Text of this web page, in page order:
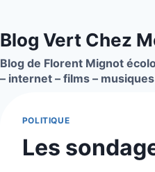
contenu
Blog Vert Chez
Blog de Florent Mignot
– internet – films – musiques
POLITIQUE
Les